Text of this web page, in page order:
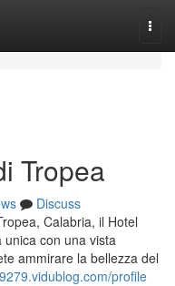
Tropea
Discuss
Calabria, il Hotel
con una vista
ammirare la bellezza del
profile